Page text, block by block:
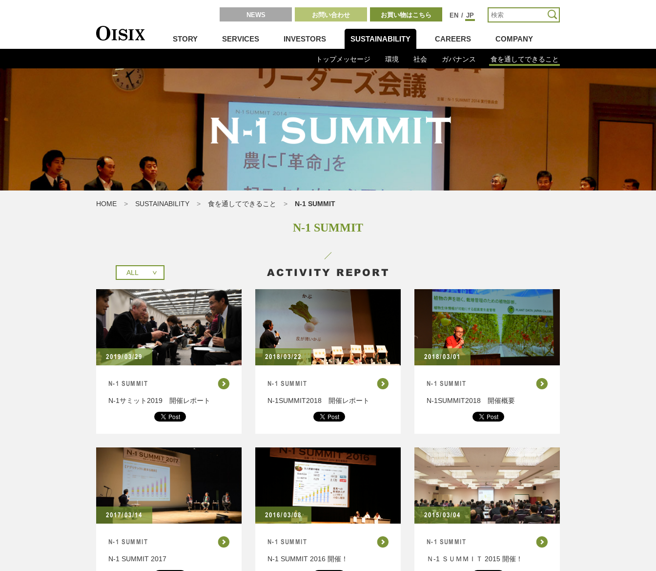
NEWS お問い合わせ お買い物はこちら EN / JP
STORY SERVICES INVESTORS SUSTAINABILITY
トップメッセージ 環境 社会 ガバナンス 食を通してできること
CAREERS COMPANY
HOME SUSTAINABILITY 食を通してできること N-1 SUMMIT
N-1 SUMMIT
ACTIVITY REPORT
2019/03/29
N-1 SUMMIT
N-1サミット2019 開催レポート
2018/03/22
N-1 SUMMIT
N-1SUMMIT2018 開催レポート
2018/03/01
N-1 SUMMIT
N-1SUMMIT2018 開催概要
2017/03/14
N-1 SUMMIT
N-1 SUMMIT 2017
2016/03/08
N-1 SUMMIT
N-1 SUMMIT 2016 開催！
2015/03/04
N-1 SUMMIT
Ｎ-1 ＳＵＭＭＩＴ 2015 開催！